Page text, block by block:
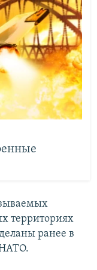
территориях
ранее в